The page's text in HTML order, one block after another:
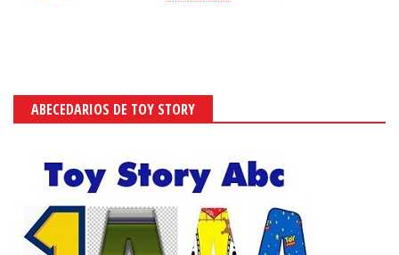
ABECEDARIOS DE TOY STORY